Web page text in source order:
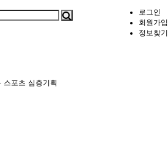
로그인
회원가입
정보찾기
스포츠 심층기획